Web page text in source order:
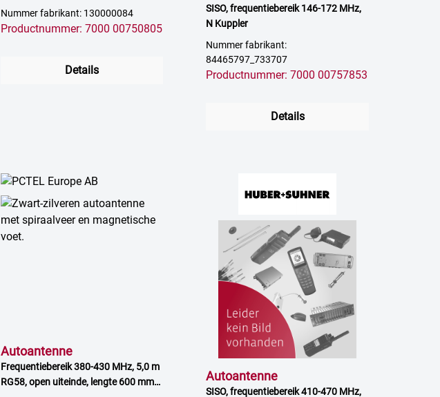
470 MHz, 0 dB, 3 dB versterking
Nummer fabrikant: 130000084
Productnummer: 7000 00750805
Details
SISO, frequentiebereik 146-172 MHz,
N Kuppler
Nummer fabrikant:
84465797_733707
Productnummer: 7000 00757853
Details
Autoantenne
Frequentiebereik 380-430 MHz, 5,0 m
RG58, open uiteinde, lengte 600 mm,
Autoantenne
SISO, frequentiebereik 410-470 MHz,